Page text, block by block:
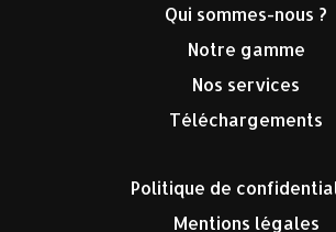
Qui sommes-nous ?
Notre gamme
Nos services
Téléchargements
Politique de
Mentions légales